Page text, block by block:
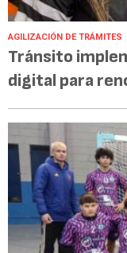
AGILIZACIÓN DE TRÁMITES
Tránsito
digital para